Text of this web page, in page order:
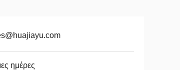
ημέρες